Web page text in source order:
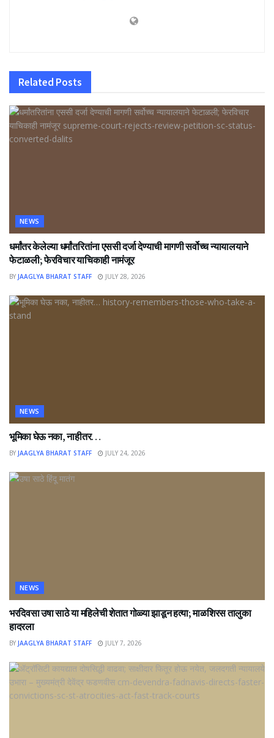
Related Posts
NEWS
धर्मांतर केलेल्या धर्मांतरितांना एससी दर्जा देण्याची मागणी सर्वोच्च न्यायालयाने
फेटाळली; फेरविचार याचिकाही नामंजूर
BY JAAGLYA BHARAT STAFF JULY 28, 2026
NEWS
भूमिका घेऊ नका, नाहीतर…
BY JAAGLYA BHARAT STAFF JULY 24, 2026
NEWS
भरदिवसा उषा साठे या महिलेची शेतात गोळ्या झाडून हत्या; माळशिरस तालुका
हादरला
BY JAAGLYA BHARAT STAFF JULY 7, 2026